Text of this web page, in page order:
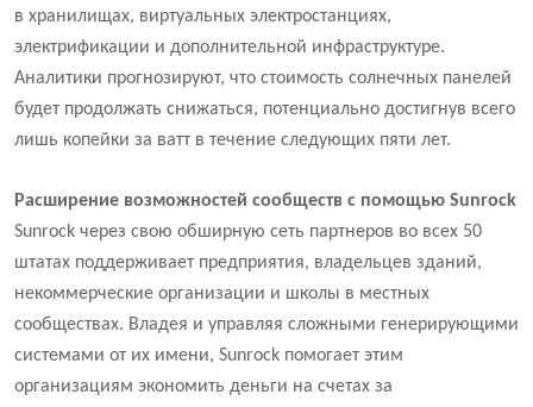
в хранилищах, виртуальных электростанциях,
электрификации и дополнительной инфраструктуре.
Аналитики прогнозируют, что стоимость солнечных панелей
будет продолжать снижаться, потенциально достигнув всего
лишь копейки за ватт в течение следующих пяти лет.
Расширение возможностей сообществ с помощью Sunrock
Sunrock через свою обширную сеть партнеров во всех 50
штатах поддерживает предприятия, владельцев зданий,
некоммерческие организации и школы в местных
сообществах. Владея и управляя сложными генерирующими
системами от их имени, Sunrock помогает этим
организациям экономить деньги на счетах за